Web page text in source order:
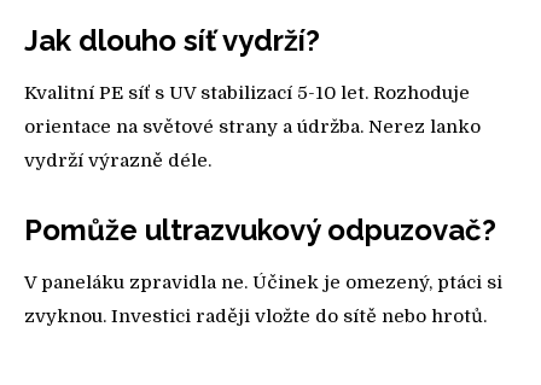
Jak dlouho síť vydrží?
Kvalitní PE síť s UV stabilizací 5-10 let. Rozhoduje
orientace na světové strany a údržba. Nerez lanko
vydrží výrazně déle.
Pomůže ultrazvukový odpuzovač?
V paneláku zpravidla ne. Účinek je omezený, ptáci si
zvyknou. Investici raději vložte do sítě nebo hrotů.